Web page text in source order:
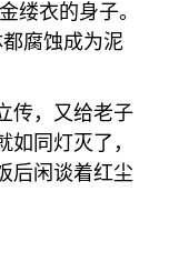
缕衣的身子。
腐蚀成为泥
传，又给老子
同灯灭了，
后闲谈着红尘